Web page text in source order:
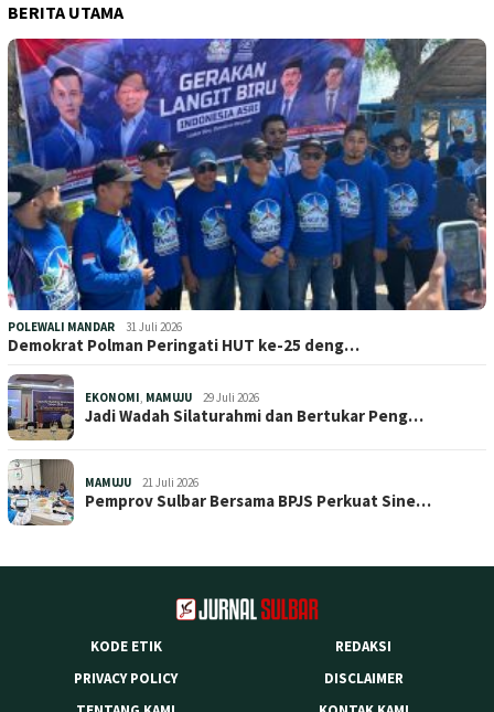
BERITA UTAMA
POLEWALI MANDAR 31 Juli 2026
Demokrat Polman Peringati HUT ke-25 deng…
EKONOMI, MAMUJU 29 Juli 2026
Jadi Wadah Silaturahmi dan Bertukar Peng…
MAMUJU 21 Juli 2026
Pemprov Sulbar Bersama BPJS Perkuat Sine…
KODE ETIK
REDAKSI
PRIVACY POLICY
DISCLAIMER